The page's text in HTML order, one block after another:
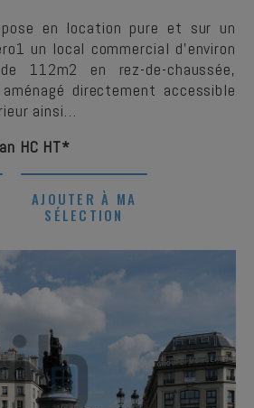
en location pure et sur un
un local commercial d'environ
112m2 en rez-de-chaussée,
directement accessible
ainsi…
HC HT*
AJOUTER À MA
SÉLECTION